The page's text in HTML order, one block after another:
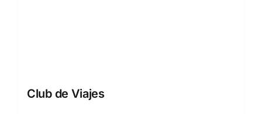
Club de Viajes